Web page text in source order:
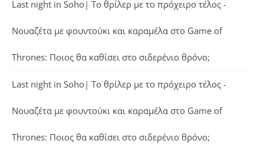
Last night in Soho| Το θρίλερ με το πρόχειρο τέλος -
Νουαζέτα με φουντούκι και καραμέλα στο Game of
Thrones: Ποιος θα καθίσει στο σιδερένιο θρόνο;
Last night in Soho| Το θρίλερ με το πρόχειρο τέλος -
Νουαζέτα με φουντούκι και καραμέλα στο Game of
Thrones: Ποιος θα καθίσει στο σιδερένιο θρόνο;